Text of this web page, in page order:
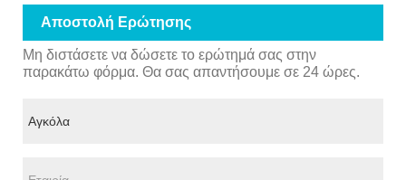
Αποστολή Ερώτησης
Μη διστάσετε να δώσετε το ερώτημά σας στην
παρακάτω φόρμα. Θα σας απαντήσουμε σε 24 ώρες.